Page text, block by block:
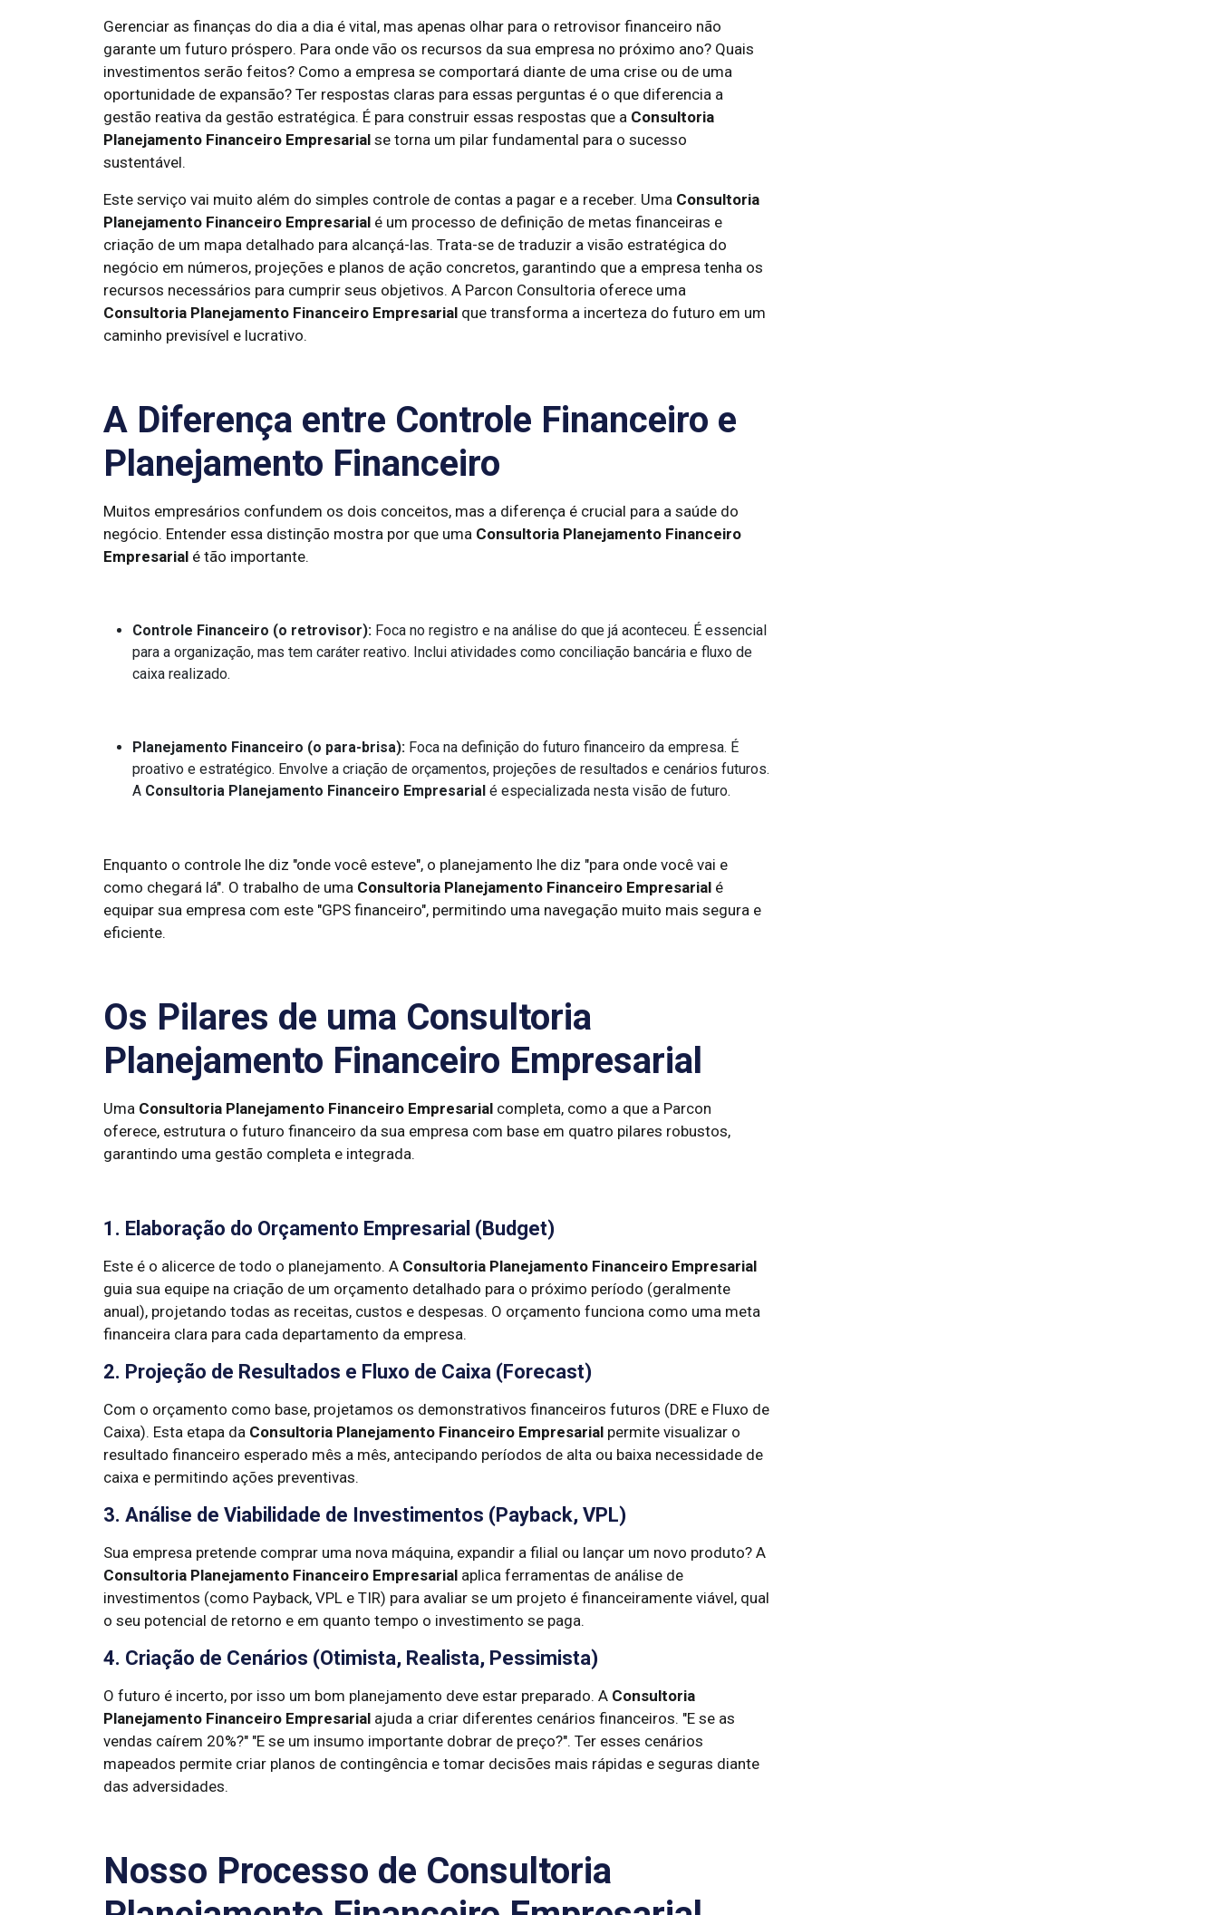
Gerenciar as finanças do dia a dia é vital, mas apenas olhar para o retrovisor financeiro não
garante um futuro próspero. Para onde vão os recursos da sua empresa no próximo ano? Quais
investimentos serão feitos? Como a empresa se comportará diante de uma crise ou de uma
oportunidade de expansão? Ter respostas claras para essas perguntas é o que diferencia a
gestão reativa da gestão estratégica. É para construir essas respostas que a Consultoria
Planejamento Financeiro Empresarial se torna um pilar fundamental para o sucesso
sustentável.
Este serviço vai muito além do simples controle de contas a pagar e a receber. Uma Consultoria
Planejamento Financeiro Empresarial é um processo de definição de metas financeiras e
criação de um mapa detalhado para alcançá-las. Trata-se de traduzir a visão estratégica do
negócio em números, projeções e planos de ação concretos, garantindo que a empresa tenha os
recursos necessários para cumprir seus objetivos. A Parcon Consultoria oferece uma
Consultoria Planejamento Financeiro Empresarial que transforma a incerteza do futuro em um
caminho previsível e lucrativo.
A Diferença entre Controle Financeiro e
Planejamento Financeiro
Muitos empresários confundem os dois conceitos, mas a diferença é crucial para a saúde do
negócio. Entender essa distinção mostra por que uma Consultoria Planejamento Financeiro
Empresarial é tão importante.
Controle Financeiro (o retrovisor): Foca no registro e na análise do que já aconteceu. É essencial
para a organização, mas tem caráter reativo. Inclui atividades como conciliação bancária e fluxo de
caixa realizado.
Planejamento Financeiro (o para-brisa): Foca na definição do futuro financeiro da empresa. É
proativo e estratégico. Envolve a criação de orçamentos, projeções de resultados e cenários futuros.
A Consultoria Planejamento Financeiro Empresarial é especializada nesta visão de futuro.
Enquanto o controle lhe diz "onde você esteve", o planejamento lhe diz "para onde você vai e
como chegará lá". O trabalho de uma Consultoria Planejamento Financeiro Empresarial é
equipar sua empresa com este "GPS financeiro", permitindo uma navegação muito mais segura e
eficiente.
Os Pilares de uma Consultoria
Planejamento Financeiro Empresarial
Uma Consultoria Planejamento Financeiro Empresarial completa, como a que a Parcon
oferece, estrutura o futuro financeiro da sua empresa com base em quatro pilares robustos,
garantindo uma gestão completa e integrada.
1. Elaboração do Orçamento Empresarial (Budget)
Este é o alicerce de todo o planejamento. A Consultoria Planejamento Financeiro Empresarial
guia sua equipe na criação de um orçamento detalhado para o próximo período (geralmente
anual), projetando todas as receitas, custos e despesas. O orçamento funciona como uma meta
financeira clara para cada departamento da empresa.
2. Projeção de Resultados e Fluxo de Caixa (Forecast)
Com o orçamento como base, projetamos os demonstrativos financeiros futuros (DRE e Fluxo de
Caixa). Esta etapa da Consultoria Planejamento Financeiro Empresarial permite visualizar o
resultado financeiro esperado mês a mês, antecipando períodos de alta ou baixa necessidade de
caixa e permitindo ações preventivas.
3. Análise de Viabilidade de Investimentos (Payback, VPL)
Sua empresa pretende comprar uma nova máquina, expandir a filial ou lançar um novo produto? A
Consultoria Planejamento Financeiro Empresarial aplica ferramentas de análise de
investimentos (como Payback, VPL e TIR) para avaliar se um projeto é financeiramente viável, qual
o seu potencial de retorno e em quanto tempo o investimento se paga.
4. Criação de Cenários (Otimista, Realista, Pessimista)
O futuro é incerto, por isso um bom planejamento deve estar preparado. A Consultoria
Planejamento Financeiro Empresarial ajuda a criar diferentes cenários financeiros. "E se as
vendas caírem 20%?" "E se um insumo importante dobrar de preço?". Ter esses cenários
mapeados permite criar planos de contingência e tomar decisões mais rápidas e seguras diante
das adversidades.
Nosso Processo de Consultoria